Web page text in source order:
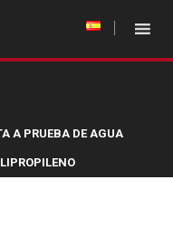
A PRUEBA DE AGUA